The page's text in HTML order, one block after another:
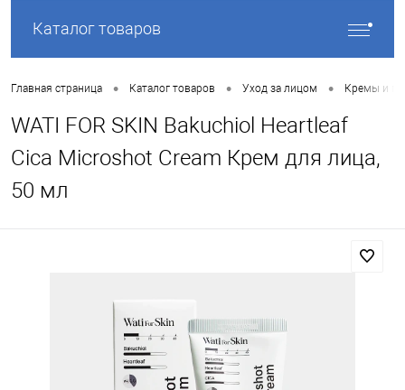
Каталог товаров
Главная страница • Каталог товаров • Уход за лицом • Кремы и
WATI FOR SKIN Bakuchiol Heartleaf
Cica Microshot Cream Крем для лица,
50 мл